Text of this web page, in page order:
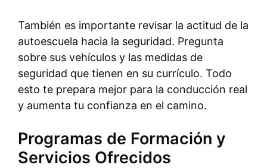
También es importante revisar la actitud de la
autoescuela hacia la seguridad. Pregunta
sobre sus vehículos y las medidas de
seguridad que tienen en su currículo. Todo
esto te prepara mejor para la conducción real
y aumenta tu confianza en el camino.
Programas de Formación y
Servicios Ofrecidos